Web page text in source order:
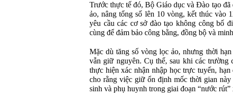
Trước thực tế đó, Bộ Giáo dục và Đào tạo
ảo, nâng tổng số lên 10 vòng, kết thúc vào
yêu cầu các cơ sở đào tạo không công bố
cùng để đảm bảo công bằng, đồng bộ và
Mặc dù tăng số vòng lọc ảo, nhưng thời
vẫn giữ nguyên. Cụ thể, sau khi các trường
thực hiện xác nhận nhập học trực tuyến,
cho rằng việc giữ ổn định mốc thời gian
sinh và phụ huynh trong giai đoạn “nước rút”